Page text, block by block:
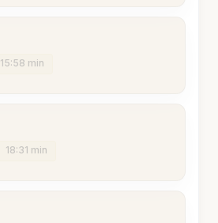
15:58 min
18:31 min